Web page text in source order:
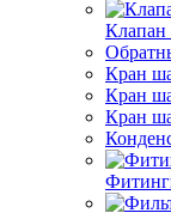
Клапан
Кран
Кран
Кран